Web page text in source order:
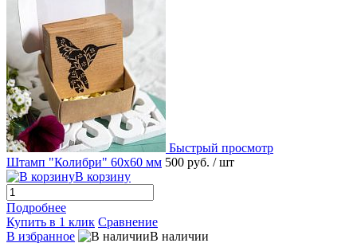
Быстрый просмотр
Штамп "Колибри" 60х60 мм 500 руб. / шт
В корзину
Подробнее
Купить в 1 клик Сравнение
В избранное
В наличии